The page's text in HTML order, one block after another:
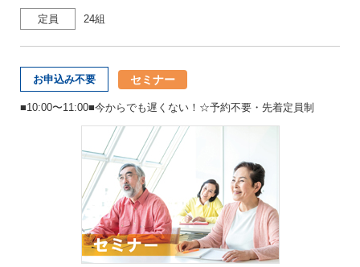
定員 24組
お申込み不要 セミナー
■10:00〜11:00■今からでも遅くない！☆予約不要・先着定員制